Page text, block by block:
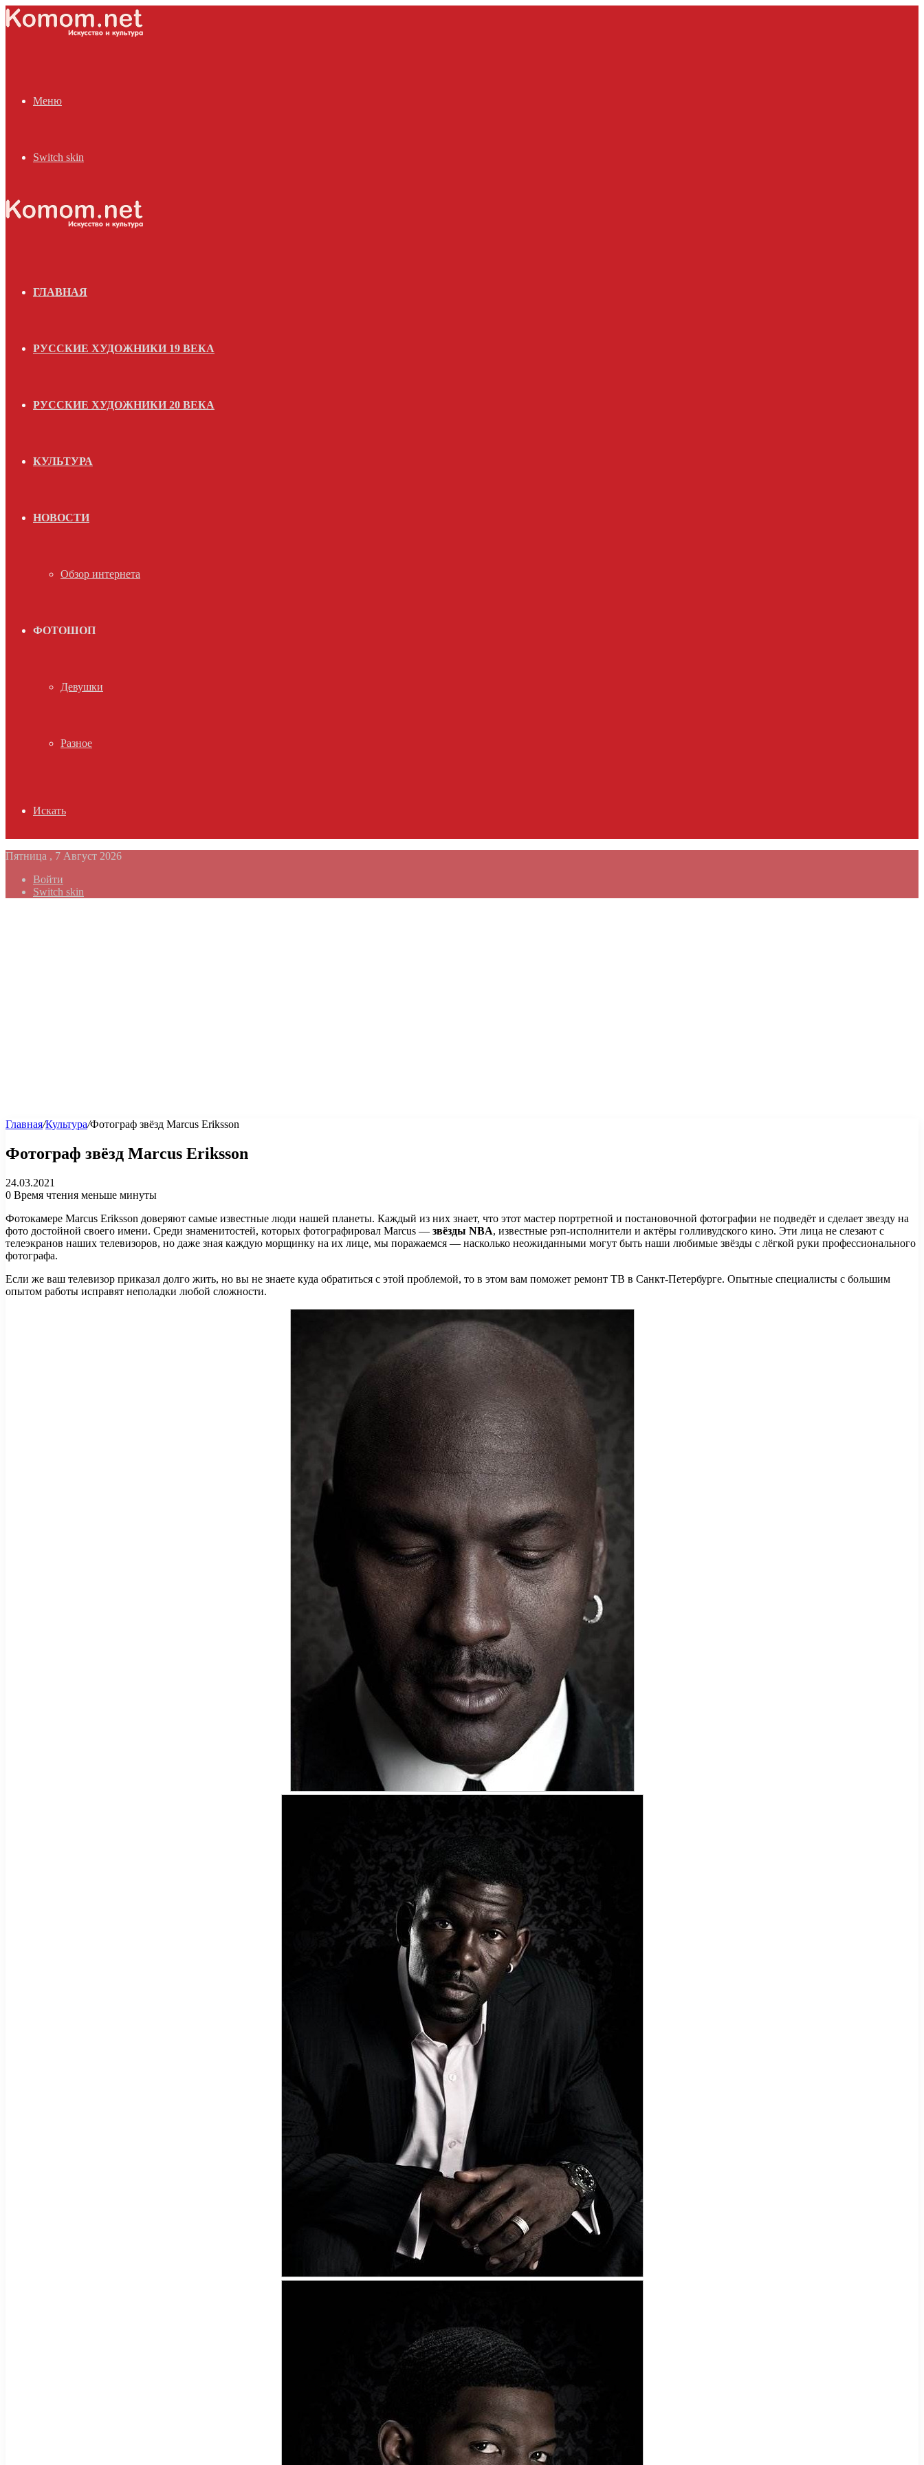
Меню
Switch skin
ГЛАВНАЯ
РУССКИЕ ХУДОЖНИКИ 19 ВЕКА
РУССКИЕ ХУДОЖНИКИ 20 ВЕКА
КУЛЬТУРА
НОВОСТИ
Обзор интернета
ФОТОШОП
Девушки
Разное
Искать
Пятница , 7 Август 2026
Войти
Switch skin
Главная/Культура/Фотограф звёзд Marcus Eriksson
Фотограф звёзд Marcus Eriksson
24.03.2021
0 Время чтения меньше минуты
Фотокамере Marcus Eriksson доверяют самые известные люди нашей планеты. Каждый из них знает, что этот мастер портретной и постановочной фотографии не подведёт и сделает звезду на
фото достойной своего имени. Среди знаменитостей, которых фотографировал Marcus — звёзды NBA, известные рэп-исполнители и актёры голливудского кино. Эти лица не слезают с
телеэкранов наших телевизоров, но даже зная каждую морщинку на их лице, мы поражаемся — насколько неожиданными могут быть наши любимые звёзды с лёгкой руки профессионального
фотографа.
Если же ваш телевизор приказал долго жить, но вы не знаете куда обратиться с этой проблемой, то в этом вам поможет ремонт ТВ в Санкт-Петербурге. Опытные специалисты с большим
опытом работы исправят неполадки любой сложности.